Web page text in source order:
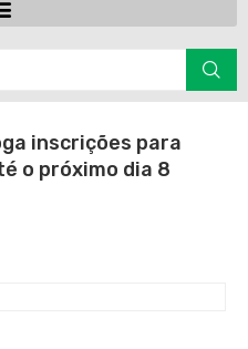
inscrições para
o próximo dia 8